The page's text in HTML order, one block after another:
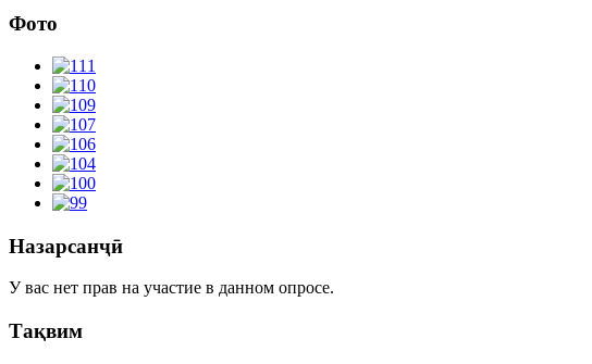
Фото
Назарсанҷӣ
У вас нет прав на участие в данном опросе.
Тақвим